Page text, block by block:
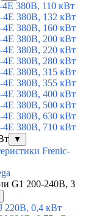
380В, 110 кВт
380В, 132 кВт
380В, 160 кВт
380В, 200 кВт
380В, 220 кВт
380В, 280 кВт
380В, 315 кВт
380В, 355 кВт
380В, 400 кВт
380В, 500 кВт
380В, 630 кВт
380В, 710 кВт
▼
Frenic-
G1 200-240В, 3
220В, 0,4 кВт